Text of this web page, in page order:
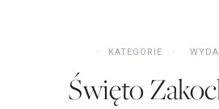
KATEGORIE
Święto